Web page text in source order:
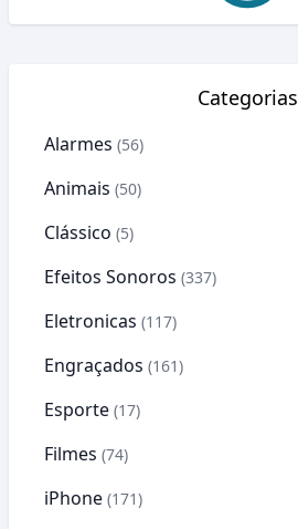
Categorias
Alarmes (56)
Animais (50)
Clássico (5)
Efeitos Sonoros (337)
Eletronicas (117)
Engraçados (161)
Esporte (17)
Filmes (74)
iPhone (171)